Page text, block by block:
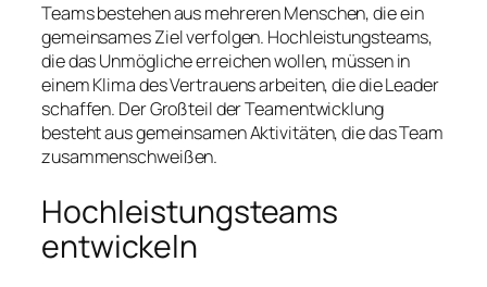
Teams bestehen aus mehreren Menschen, die ein
gemeinsames Ziel verfolgen. Hochleistungsteams,
die das Unmögliche erreichen wollen, müssen in
einem Klima des Vertrauens arbeiten, die die Leader
schaffen. Der Großteil der Teamentwicklung
besteht aus gemeinsamen Aktivitäten, die das Team
zusammenschweißen.
Hochleistungsteams
entwickeln